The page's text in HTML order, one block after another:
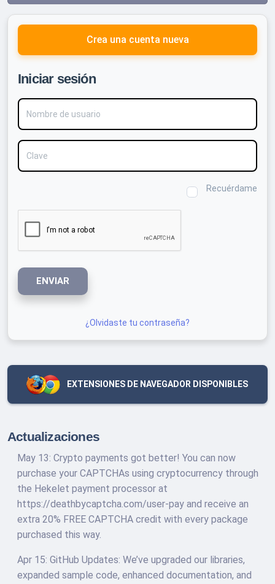
Crea una cuenta nueva
Iniciar sesión
Nombre de usuario
Clave
Recuérdame
ENVIAR
¿Olvidaste tu contraseña?
EXTENSIONES DE NAVEGADOR DISPONIBLES
Actualizaciones
May 13: Crypto payments got better! You can now
purchase your CAPTCHAs using cryptocurrency through
the Hekelet payment processor at
https://deathbycaptcha.com/user-pay and receive an
extra 20% FREE CAPTCHA credit with every package
purchased this way.
Apr 15: GitHub Updates: We’ve upgraded our libraries,
expanded sample code, enhanced documentation, and